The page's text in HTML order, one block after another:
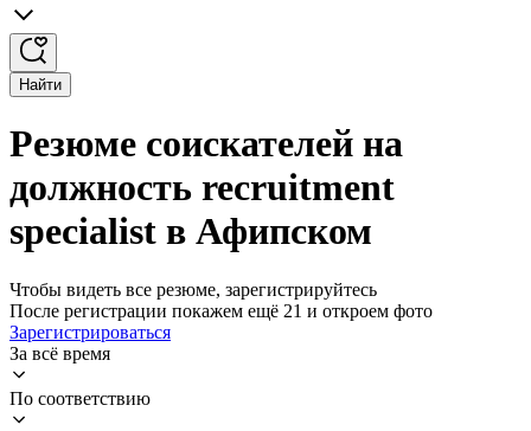
Найти
Резюме соискателей на
должность recruitment
specialist в Афипском
Чтобы видеть все резюме, зарегистрируйтесь
После регистрации покажем ещё 21 и откроем фото
Зарегистрироваться
За всё время
По соответствию